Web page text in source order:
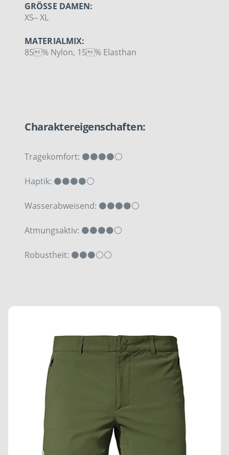
GRÖSSE DAMEN:
XS– XL
MATERIALMIX:
85% Nylon, 15% Elasthan
Charaktereigenschaften:
Tragekomfort: ⚫⚫⚫⚫⚪
Haptik: ⚫⚫⚫⚫⚪
Wasserabweisend: ⚫⚫⚫⚫⚪
Atmungsaktiv: ⚫⚫⚫⚫⚪
Robustheit: ⚫⚫⚫⚪⚪